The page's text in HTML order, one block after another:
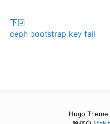
下回
ceph bootstrap key fail
Hugo Theme